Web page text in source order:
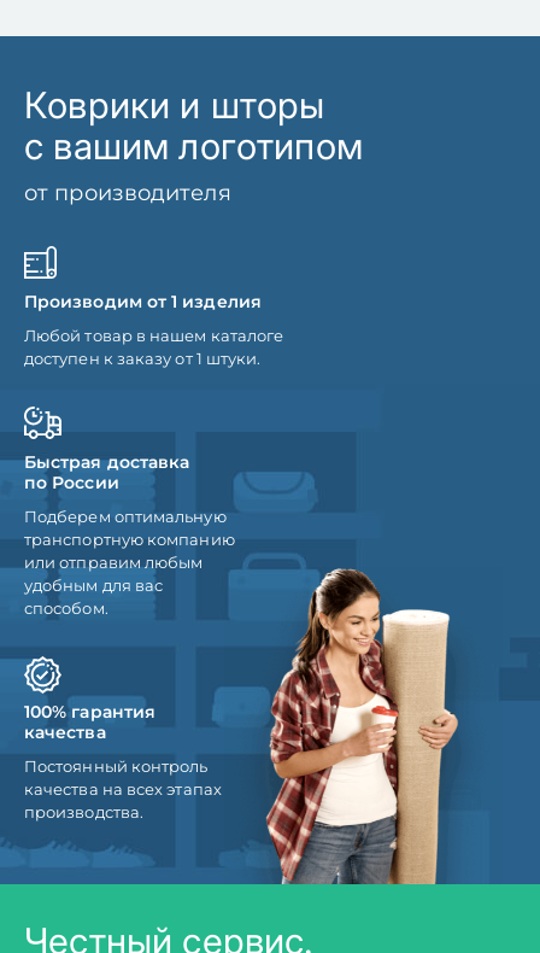
Коврики и шторы
с вашим логотипом
от производителя
Производим от 1 изделия
Любой товар в нашем каталоге
доступен к заказу от 1 штуки.
Быстрая доставка
по России
Подберем оптимальную
транспортную компанию
или отправим любым
удобным для вас
способом.
100% гарантия
качества
Постоянный контроль
качества на всех этапах
производства.
Честный сервис.